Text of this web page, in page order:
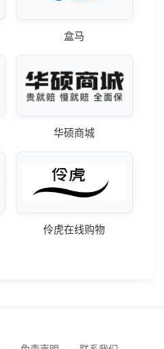
盒马
华硕商城
伶虎在线购物